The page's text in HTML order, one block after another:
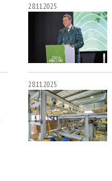
28.11.2025
28.11.2025